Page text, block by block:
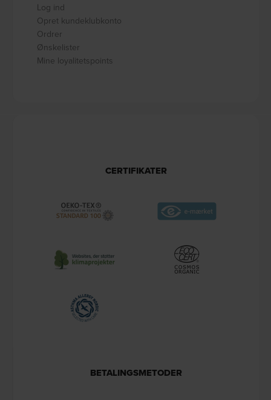
Log ind
Opret kundeklubkonto
Ordrer
Ønskelister
Mine loyalitetspoints
CERTIFIKATER
BETALINGSMETODER